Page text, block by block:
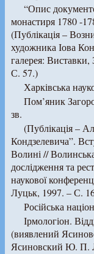
“Опис
монастиря 1780 -
(Публікація –
художника Іова
галерея: Виставки,
С. 57.)
Харківська
Пом’яник
зв.
(Публікація –
Кондзелевича”.
Волині //
дослідження та
наукової
Луцьк, 1997. – С.
Російська
Ірмологіон.
(виявлений
Ясиновский Ю. П.